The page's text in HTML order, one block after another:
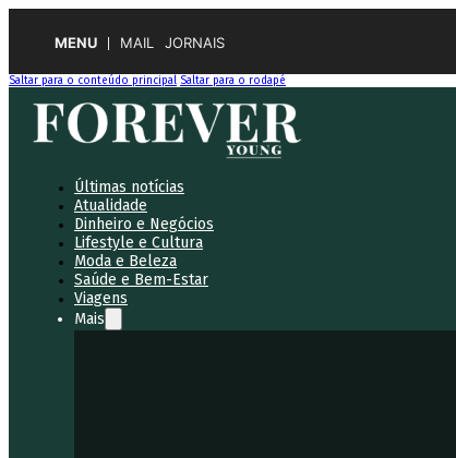
MENU MAIL JORNAIS
Saltar para o conteúdo principal Saltar para o rodapé
Últimas notícias
Atualidade
Dinheiro e Negócios
Lifestyle e Cultura
Moda e Beleza
Saúde e Bem-Estar
Viagens
Mais